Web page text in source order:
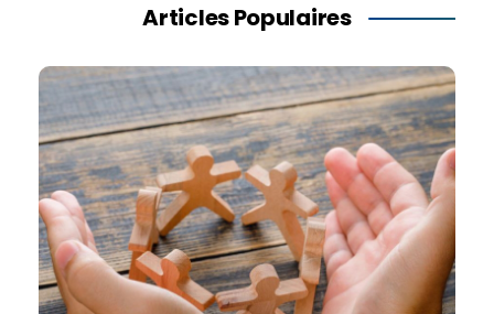
Articles Populaires